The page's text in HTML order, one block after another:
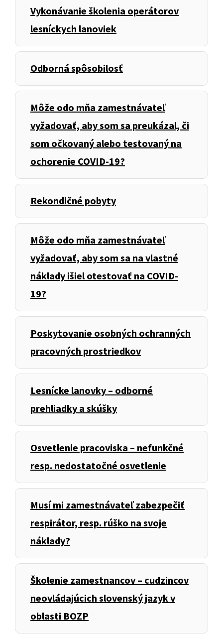
Vykonávanie školenia operátorov
lesníckych lanoviek
Odborná spôsobilosť
Môže odo mňa zamestnávateľ
vyžadovať, aby som sa preukázal, či
som očkovaný alebo testovaný na
ochorenie COVID-19?
Rekondičné pobyty
Môže odo mňa zamestnávateľ
vyžadovať, aby som sa na vlastné
náklady išiel otestovať na COVID-
19?
Poskytovanie osobných ochranných
pracovných prostriedkov
Lesnícke lanovky – odborné
prehliadky a skúšky
Osvetlenie pracoviska – nefunkčné
resp. nedostatočné osvetlenie
Musí mi zamestnávateľ zabezpečiť
respirátor, resp. rúško na svoje
náklady?
Školenie zamestnancov – cudzincov
neovládajúcich slovenský jazyk v
oblasti BOZP